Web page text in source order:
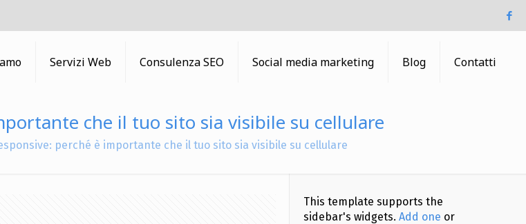
Servizi Web Consulenza SEO Social media marketing Blog Contatti
che il tuo sito sia visibile su cellulare
perché è importante che il tuo sito sia visibile su cellulare
This template supports the
sidebar's widgets.Add one or